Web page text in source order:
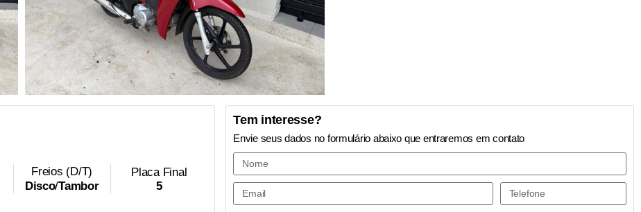
Freios (D/T)
Disco/Tambor
Placa Final
5
Tem interesse?
Envie seus dados no formulário abaixo que entraremos em contato